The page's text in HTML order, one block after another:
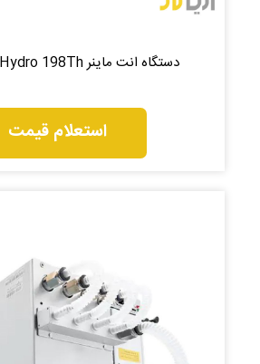
دستگاه انت ماینر S19 Pro+ Hydro 198Th
استعلام قیمت